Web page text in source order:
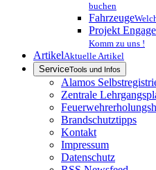
buchen
Fahrzeuge
Projekt
Komm zu uns !
ArtikelAktuelle Artikel
ServiceTools und Infos
Alamos
Zentrale
Brandschutztipps
Kontakt
Impressum
Datenschutz